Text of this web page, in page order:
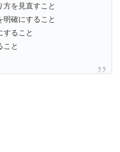
方を見直すこと
明確にすること
すること
こと